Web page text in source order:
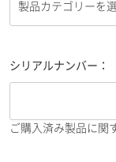
シリアルナンバー：
ご購入済み製品に関